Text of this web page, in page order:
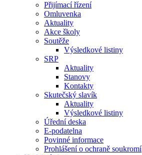
Přijímací řízení
Omluvenka
Aktuality
Akce školy
Soutěže
Výsledkové listiny
SRP
Aktuality
Stanovy
Kontakty
Skutečský slavík
Aktuality
Výsledkové listiny
Úřední deska
E-podatelna
Povinné informace
Prohlášení o ochraně soukromí